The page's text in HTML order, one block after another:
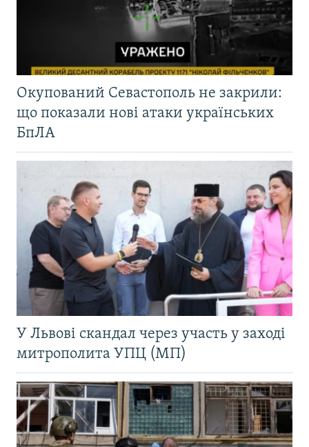
Окупований Севастополь не закрили:
що показали нові атаки українських
БпЛА
У Львові скандал через участь у заході
митрополита УПЦ (МП)